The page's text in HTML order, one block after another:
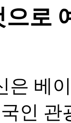
로
은 베
인